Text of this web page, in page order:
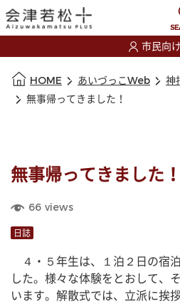
市民向け
HOME あいづっこWeb
神
無事帰ってきました！
無事帰ってきました！
66 views
日誌
４・５年生は、１泊２日の宿
した。様々な体験をとおして、
います。解散式では、立派に挨